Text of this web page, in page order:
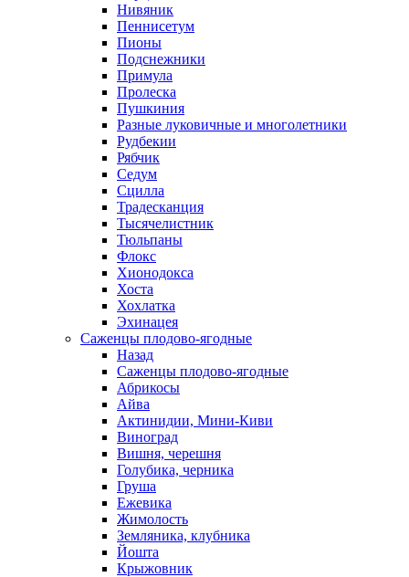
Нивяник
Пеннисетум
Пионы
Подснежники
Примула
Пролеска
Пушкиния
Разные луковичные и многолетники
Рудбекии
Рябчик
Седум
Сцилла
Традесканция
Тысячелистник
Тюльпаны
Флокс
Хионодокса
Хоста
Хохлатка
Эхинацея
Саженцы плодово-ягодные
Назад
Саженцы плодово-ягодные
Абрикосы
Айва
Актинидии, Мини-Киви
Виноград
Вишня, черешня
Голубика, черника
Груша
Ежевика
Жимолость
Земляника, клубника
Йошта
Крыжовник